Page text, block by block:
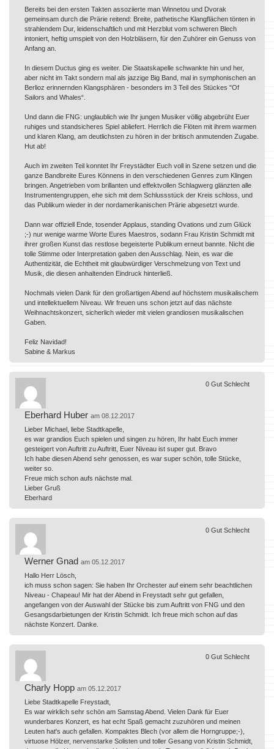
Bereits bei den ersten Takten assoziierte man Winnetou und Dvorak
gemeinsam durch die Prärie reitend: Breite, pathetische Klangflächen tönten in
strahlendem Dur, leidenschaftlich und mit Herzblut vom schweren Blech
intoniert, heftig umspielt von den Holzbläsern, für den Zuhörer ein Genuss von
Anfang an.
In diesem Ductus ging es weiter. Die Staatskapelle schwankte hin und her,
aber nicht im Takt sondern mal als jazzige Big Band, mal in symphonischen an
Berlioz erinnernden Klangsphären - besonders im 3 Teil des Stückes "Of
Sailors and Whales“.
Und dann die FNG: unglaublich wie Ihr jungen Musiker völlig abgebrüht Euer
ruhiges und standsicheres Spiel abliefert. Herrlich die Flöten mit ihrem warmen
und klaren Klang, am deutlichsten zu hören in der britisch anmutenden Zugabe.
Hut ab!
Auch im zweiten Teil konntet Ihr Freystädter Euch voll in Szene setzen und die
ganze Bandbreite Eures Könnens in den verschiedenen Genres zum Klingen
bringen. Angetrieben vom brillanten und effektvollen Schlagwerg glänzten alle
Instrumentengruppen, ehe sich mit dem Schlussstück der Kreis schloss, und
das Publikum wieder in der nordamerikanischen Prärie abgesetzt wurde.
Dann war offiziell Ende, tosender Applaus, standing Ovations und zum Glück
;-) nur wenige warme Worte Eures Maestros, sodann Frau Kristin Schmidt mit
ihrer großen Kunst das restlose begeisterte Publikum erneut bannte. Nicht die
tolle Stimme oder Interpretation gaben den Ausschlag. Nein, es war die
Authentizität, die Echtheit mit glaubwürdiger Verschmelzung von Text und
Musik, die diesen anhaltenden Eindruck hinterließ.
Nochmals vielen Dank für den großartigen Abend auf höchstem musikalischem
und intellektuellem Niveau. Wir freuen uns schon jetzt auf das nächste
Weihnachtskonzert, sicherlich wieder mit vielen grandiosen musikalischen
Gaben.
Feliz Navidad!
Sabine & Markus
Eberhard Huber am 08.12.2017
Lieber Michael, liebe Stadtkapelle,
es war grandios Euch spielen und singen zu hören, Ihr habt Euch immer
gesteigert von Auftritt zu Auftritt, Euer Niveau ist super gut. Bravo
Ich habe diesen Abend sehr genossen, es war super schön, tolle Stücke,
weiter so.
Freue mich schon aufs nächste mal.
Lieber Gruß
Eberhard
0 Gut Schlecht
Werner Gnad am 05.12.2017
Hallo Herr Lösch,
ich muss schon sagen: Sie haben Ihr Orchester auf einem sehr beachtlichen
Niveau - Chapeau! Mir hat der Abend in Freystadt sehr gut gefallen,
angefangen von der Auswahl der Stücke bis zum Auftritt von FNG und den
Gesangsdarbietungen der Kristin Schmidt. Ich freue mich schon auf das
nächste Konzert. Danke.
0 Gut Schlecht
Charly Hopp am 05.12.2017
Liebe Stadtkapelle Freystadt,
Es war wirklich sehr schön am Samstag Abend. Vielen Dank für Euer
wunderbares Konzert, es hat echt Spaß gemacht zuzuhören und meinen
Leuten hat's auch gefallen. Kompaktes Blech (vor allem die Horngruppe;-),
virtuose Hölzer, nervenstarke Solisten und toller Gesang von Kristin Schmidt,
0 Gut Schlecht